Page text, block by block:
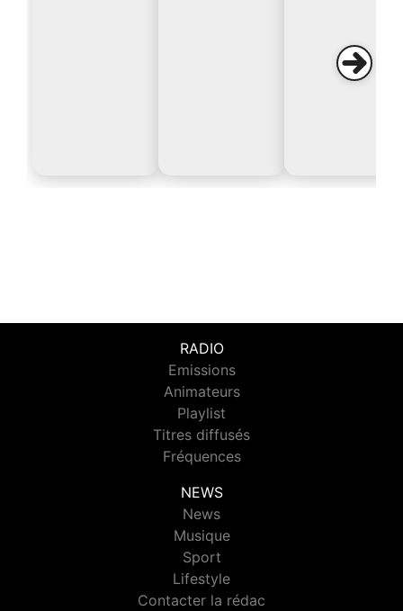
RADIO
Emissions
Animateurs
Playlist
Titres diffusés
Fréquences
NEWS
News
Musique
Sport
Lifestyle
Contacter la rédac